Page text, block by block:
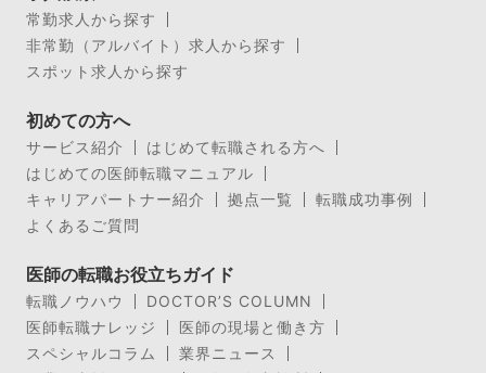
常勤求人から探す
非常勤（アルバイト）求人から探す
スポット求人から探す
初めての方へ
サービス紹介
はじめて転職される方へ
はじめての医師転職マニュアル
キャリアパートナー紹介
拠点一覧
転職成功事例
よくあるご質問
医師の転職お役立ちガイド
転職ノウハウ
DOCTOR’S COLUMN
医師転職ナレッジ
医師の現場と働き方
スペシャルコラム
業界ニュース